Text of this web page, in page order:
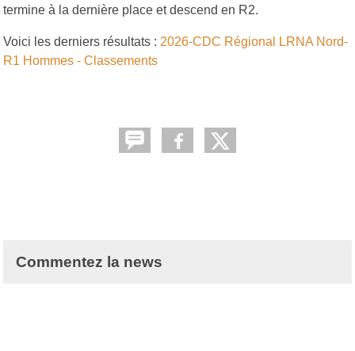
termine à la dernière place et descend en R2.
Voici les derniers résultats : 2026-CDC Régional LRNA Nord-
R1 Hommes - Classements
Commentez la news